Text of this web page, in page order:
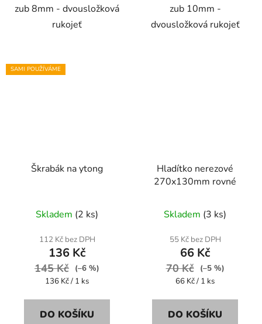
zub 8mm - dvousložková
rukojeť
zub 10mm -
dvousložková rukojeť
SAMI POUŽÍVÁME
Škrabák na ytong
Skladem (2 ks)
112 Kč bez DPH
136 Kč
145 Kč
(–6 %)
Měrná
136 Kč / 1 ks
DO KOŠÍKU
Hladítko nerezové
270x130mm rovné
Skladem (3 ks)
55 Kč bez DPH
66 Kč
70 Kč
(–5 %)
Měrná
66 Kč / 1 ks
DO KOŠÍKU